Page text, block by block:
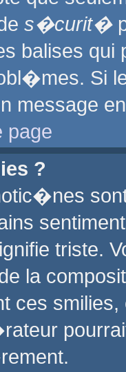
s�curit�
balises
Si
message
page
?
triste.
la
ces